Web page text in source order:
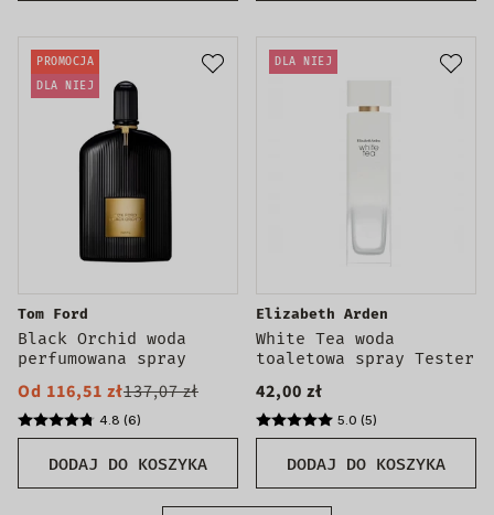
PROMOCJA
DLA NIEJ
DODAJ DO KOSZYKA
Tom Ford
Black Orchid woda
perfumowana spray
Od 116,51 zł137,07 zł
4.8 (6)
DLA NIEJ
DODAJ DO KOSZYKA
Elizabeth Arden
White Tea woda
toaletowa spray Tester
42,00 zł
5.0 (5)